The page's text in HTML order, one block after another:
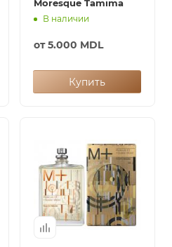
Moresque Tamima
В наличии
от5.000 MDL
Купить